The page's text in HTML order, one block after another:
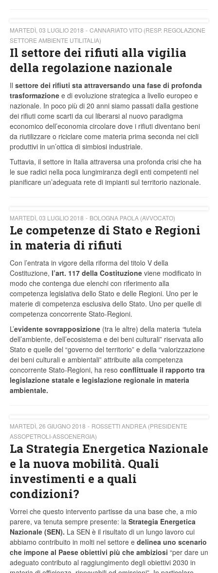
MARTEDÌ, 03 LUGLIO 2018
CANNARIATO VITO (RESP. REGOLAZIONE
SETTORE AMBIENTE UTILITALIA)
Il settore dei rifiuti alla vigilia
della regolazione nazionale
Il settore dei rifiuti sta attraversando una fase di profonda
trasformazione e di evoluzione strategica a livello europeo e
nazionale. In poco più di 20 anni siamo passati dalla gestione
dei rifiuti come scarti da cui liberarsi al nuovo paradigma
economico dell’economia circolare dove i rifiuti diventano beni
da riutilizzare o riciclare come materia prima seconda nei cicli
produttivi in un’ottica di simbiosi industriale.
Tuttavia, il settore in Italia attraversa una profonda crisi che ha
le sue radici nella poca lungimiranza degli enti competenti nel
pianificare un’adeguata rete di impianti sul territorio nazionale.
MARTEDÌ, 03 LUGLIO 2018 BOLOGNA PAOLA (AVVOCATO)
Le competenze di Stato e Regioni
in materia di rifiuti
Con l’entrata in vigore della riforma del titolo V della
Costituzione, l’art. 117 della Costituzione viene modificato in
modo che contenga due elenchi con riferimento alla
competenza legislativa dello Stato e delle Regioni. Uno per le
materie di competenza esclusiva dello Stato. Uno per quelle di
competenza concorrente Stato-Regioni.
L’evidente sovrapposizione (tra le altre) della materia “tutela
dell’ambiente, dell’ecosistema e dei beni culturali” riservata allo
Stato e quelle del “governo del territorio” e della “valorizzazione
dei beni culturali e ambientali” attribuite alla competenza
concorrente Stato-Regioni, ha reso conflittuale il rapporto tra
legislazione statale e legislazione regionale in materia
ambientale.
MARTEDÌ, 26 GIUGNO 2018
ROSSETTI ANDREA (PRESIDENTE
ASSOPETROLI-ASSOENERGIA)
La Strategia Energetica Nazionale
e la nuova mobilità. Quali
investimenti e a quali
condizioni?
Vorrei che questo intervento partisse da una base che, a mio
parere, va tenuta sempre presente: la Strategia Energetica
Nazionale (SEN). La SEN è il risultato di un lungo lavoro cui
abbiamo contribuito in molti nel settore e delinea uno scenario
che impone al Paese obiettivi più che ambiziosi “per dare un
adeguato contributo al raggiungimento degli obiettivi 2030 in